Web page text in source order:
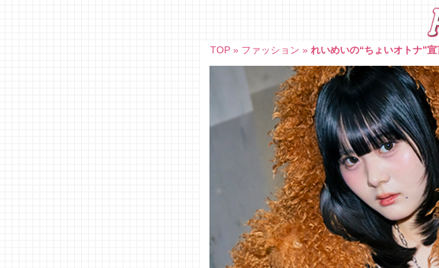
TOP » ファッション »れいめいの“ちょいオトナ”